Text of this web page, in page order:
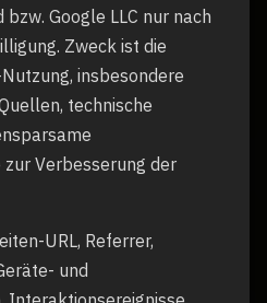
Google LLC nur nach
Zweck ist die
insbesondere
technische
Verbesserung der
URL, Referrer,
und